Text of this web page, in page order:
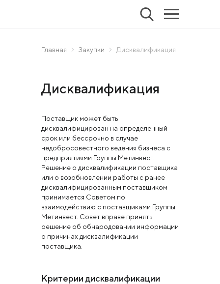
Главная Закупки Дисквалификация
Дисквалификация
Поставщик может быть
дисквалифицирован на определенный
срок или бессрочно в случае
недобросовестного ведения бизнеса с
предприятиями Группы Метинвест.
Решение о дисквалификации поставщика
или о возобновлении работы с ранее
дисквалифицированным поставщиком
принимается Советом по
взаимодействию с поставщиками Группы
Метинвест. Совет вправе принять
решение об обнародовании информации
о причинах дисквалификации
поставщика.
Критерии дисквалификации